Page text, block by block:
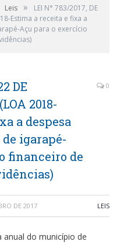
Leis »
LEI N° 783/2017, DE
Estima a receita e fixa a
Açu para o exercício
DE
2018-
a despesa
igarapé-
financeiro de
0
DE 2017 LEIS
anual do município de